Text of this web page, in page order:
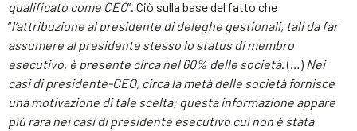
qualificato come CEO”. Ciò sulla base del fatto che
“l’attribuzione al presidente di deleghe gestionali, tali da far
assumere al presidente stesso lo status di membro
esecutivo, è presente circa nel 60% delle società. (…) Nei
casi di presidente-CEO, circa la metà delle società fornisce
una motivazione di tale scelta; questa informazione appare
più rara nei casi di presidente esecutivo cui non è stata